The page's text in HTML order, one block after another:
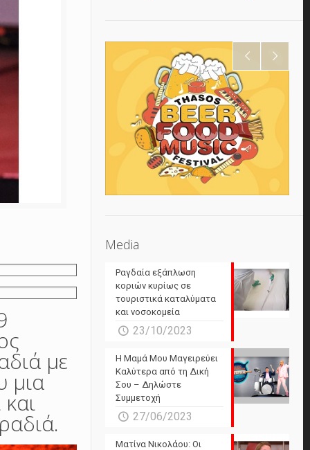
με
μια
Media
Ραγδαία εξάπλωση
κοριών κυρίως σε
τουριστικά καταλύματα
και νοσοκομεία
23/10/2023
Η Μαμά Μου Μαγειρεύει
Καλύτερα από τη Δική
Σου – Δηλώστε
Συμμετοχή
27/06/2023
Ματίνα Νικολάου: Οι